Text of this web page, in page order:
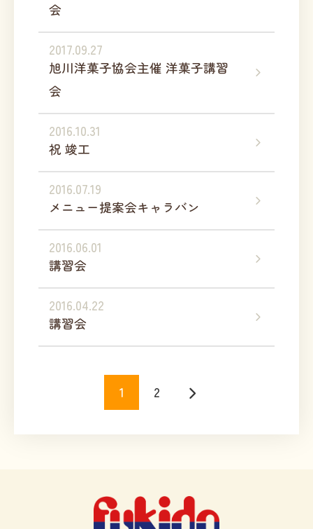
会
2017.09.27
旭川洋菓子協会主催 洋菓子講習
会
2016.10.31
祝 竣工
2016.07.19
メニュー提案会キャラバン
2016.06.01
講習会
2016.04.22
講習会
1 2